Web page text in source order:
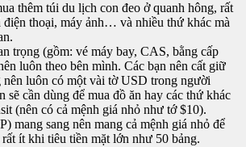
thêm túi du lịch con đeo ở quanh hông, rất
điện thoại, máy ảnh… và nhiều thứ khác mà
trọng (gồm: vé máy bay, CAS, bằng cấp
luôn theo bên mình. Các bạn nên cất giữ
nên luôn có một vài tờ USD trong người
sẽ cần dùng để mua đồ ăn hay các thứ khác
(nên có cả mệnh giá nhỏ như tớ $10).
mang sang nên mang cả mệnh giá nhỏ để
ít khi tiêu tiền mặt lớn như 50 bảng.